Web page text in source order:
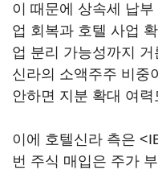
이 때문에 상속세 납
업 회복과 호텔 사업
업 분리 가능성까지
신라의 소액주주 비중
안하면 지분 확대 여
이에 호텔신라 측은
번 주식 매입은 주가